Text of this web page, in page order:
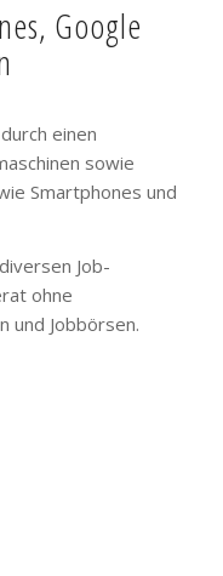
Google
einen
sowie
Smartphones und
Job-
ohne
und Jobbörsen.